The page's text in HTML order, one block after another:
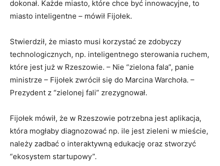
dokonał. Każde miasto, które chce być innowacyjne, to
miasto inteligentne – mówił Fijołek.
Stwierdził, że miasto musi korzystać ze zdobyczy
technologicznych, np. inteligentnego sterowania ruchem,
które jest już w Rzeszowie. – Nie “zielona fala”, panie
ministrze – Fijołek zwrócił się do Marcina Warchoła. –
Prezydent z “zielonej fali” zrezygnował.
Fijołek mówił, że w Rzeszowie potrzebna jest aplikacja,
która mogłaby diagnozować np. ile jest zieleni w mieście,
należy zadbać o interaktywną edukację oraz stworzyć
“ekosystem startupowy”.